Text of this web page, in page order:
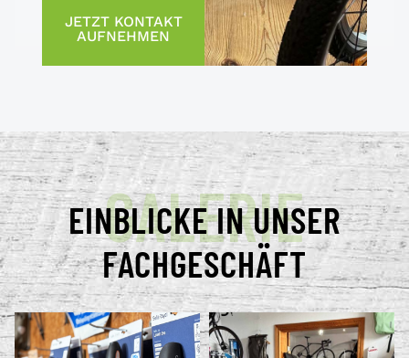
JETZT KONTAKT
AUFNEHMEN
GALERIE
EINBLICKE IN UNSER
FACHGESCHÄFT